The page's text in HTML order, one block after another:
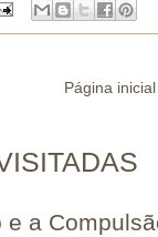
Página inicial
e a